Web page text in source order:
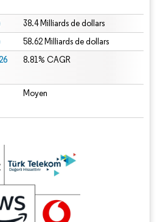
38.4 Milliards de dollars
58.62 Milliards de dollars
8.81% CAGR
Moyen
La réutilisation nécessite une attribution sous CC